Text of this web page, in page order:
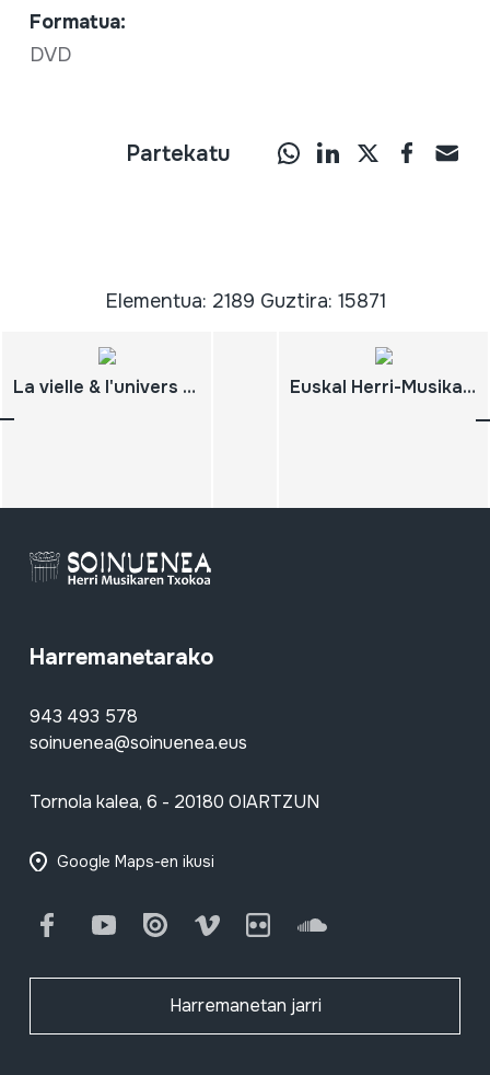
Formatua:
DVD
Partekatu
Elementua: 2189 Guztira: 15871
La vielle & l'univers de l'infinie roue-archet Euskal Herri-Musika (1978)
Harremanetarako
943 493 578
soinuenea@soinuenea.eus
Tornola kalea, 6 - 20180 OIARTZUN
Google Maps-en ikusi
FacebookYoutube Issuu Vimeo Flickr SoundCloud
Harremanetan jarri